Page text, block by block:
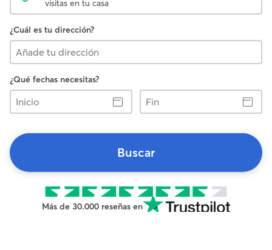
visitas en tu casa
¿Cuál es tu dirección?
¿Qué fechas necesitas?
Inicio
Fin
Buscar
Más de 30.000 reseñas en